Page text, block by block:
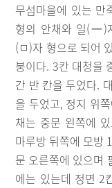
무섬마을에 있는 만
형의 안채와 일(一)
(ㅁ)자 형으로 되어
붕이다. 3칸 대청을
간 반 칸을 두었다.
을 두었고, 정지 위
채는 중문 왼쪽에
마루방 뒤쪽에 모방
문 오른쪽에 있으며
에는 있는데 정면 2